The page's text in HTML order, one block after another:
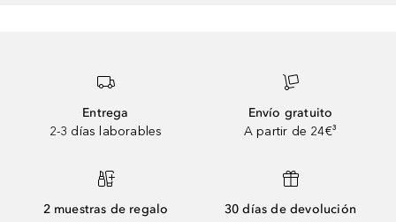
Entrega
2-3 días laborables
Envío gratuito
A partir de 24€³
2 muestras de regalo 30 días de devolución